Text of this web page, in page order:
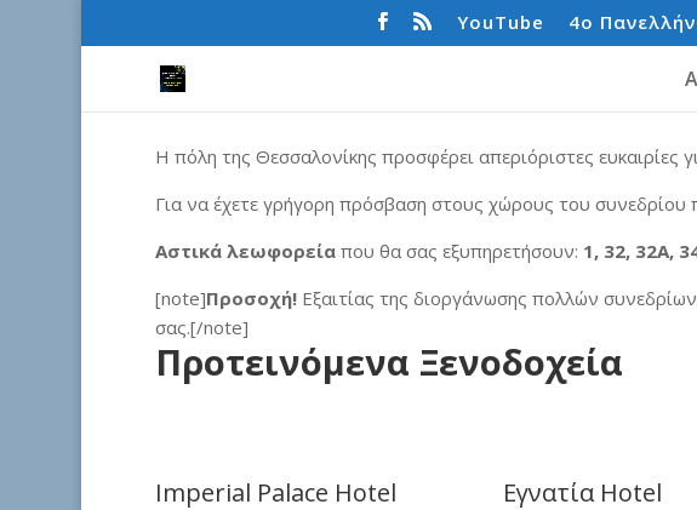
YouTube 4o
Η πόλη της Θεσσαλονίκης προσφέρει απεριόριστες ευκαιρίες
Για να έχετε γρήγορη πρόσβαση στους χώρους του συνεδρίου
Αστικά λεωφορείαπου θα σας εξυπηρετήσουν: 1, 32, 32Α,
[note]Προσοχή!Εξαιτίας της διοργάνωσης πολλών συνεδρίων
σας.[/note]
Προτεινόμενα Ξενοδοχεία
Imperial Palace Hotel Εγνατία Hotel